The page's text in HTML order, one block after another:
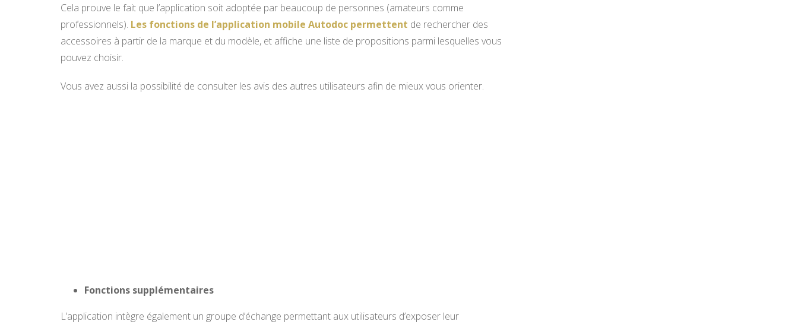
Cela prouve le fait que l’application soit adoptée par beaucoup de personnes (amateurs comme
professionnels). Les fonctions de l’application mobile Autodoc permettent de rechercher des
accessoires à partir de la marque et du modèle, et affiche une liste de propositions parmi lesquelles vous
pouvez choisir.
Vous avez aussi la possibilité de consulter les avis des autres utilisateurs afin de mieux vous orienter.
Fonctions supplémentaires
L’application intègre également un groupe d’échange permettant aux utilisateurs d’exposer leur